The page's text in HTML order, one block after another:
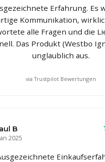
Erfahrung. Es
Kommunikation,
alle Fragen und die
Das Produkt (Westbo
unglaublich aus.
via Trustpilot Bewertungen
B
2025